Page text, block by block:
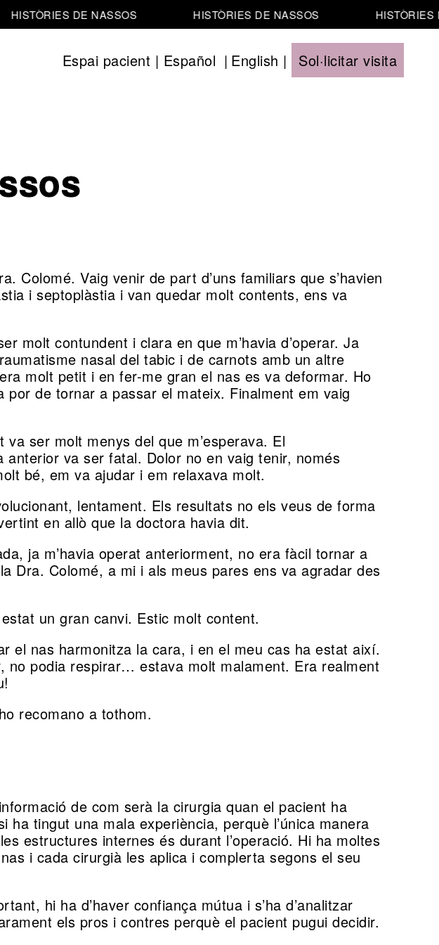
HISTÒRIES DE NASSOS HISTÒRIES DE NASSOS HISTÒRIES
Colomé. Vaig venir de part d’uns familiars que s’havien
i septoplàstia i van quedar molt contents, ens va
molt contundent i clara en que m’havia d’operar. Ja
nasal del tabic i de carnots amb un altre
molt petit i en fer-me gran el nas es va deformar. Ho
por de tornar a passar el mateix. Finalment em vaig
ser molt menys del que m’esperava. El
anterior va ser fatal. Dolor no en vaig tenir, només
bé, em va ajudar i em relaxava molt.
lentament. Els resultats no els veus de forma
en allò que la doctora havia dit.
ja m’havia operat anteriorment, no era fàcil tornar a
Dra. Colomé, a mi i als meus pares ens va agradar des
un gran canvi. Estic molt content.
el nas harmonitza la cara, i en el meu cas ha estat així.
no podia respirar… estava molt malament. Era realment
recomano a tothom.
de com serà la cirurgia quan el pacient ha
tingut una mala experiència, perquè l’única manera
estructures internes és durant l’operació. Hi ha moltes
i cada cirurgià les aplica i complerta segons el seu
hi ha d’haver confiança mútua i s’ha d’analitzar
els pros i contres perquè el pacient pugui decidir.
Espai pacient | Español | English | Sol·licitar visita